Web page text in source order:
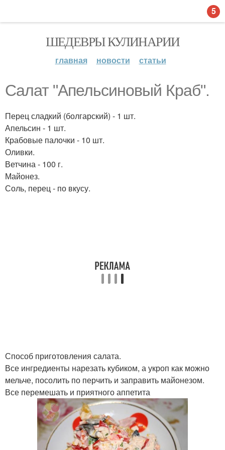
ШЕДЕВРЫ КУЛИНАРИИ
главная новости статьи
Салат "Апельсиновый Краб".
Перец сладкий (болгарский) - 1 шт.
Апельсин - 1 шт.
Крабовые палочки - 10 шт.
Оливки.
Ветчина - 100 г.
Майонез.
Соль, перец - по вкусу.
Способ приготовления салата.
Все ингредиенты нарезать кубиком, а укроп как можно
мельче, посолить по перчить и заправить майонезом.
Все перемешать и приятного аппетита
5